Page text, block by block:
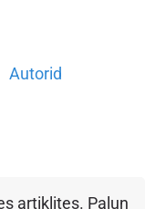
Autorid